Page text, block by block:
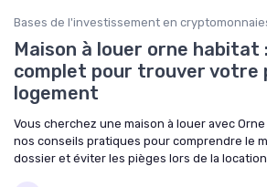
Bases de l'investissement en
Maison à louer orne habitat
complet pour trouver votre
logement
Vous cherchez une maison à louer avec
nos conseils pratiques pour comprendre le
dossier et éviter les pièges lors de la